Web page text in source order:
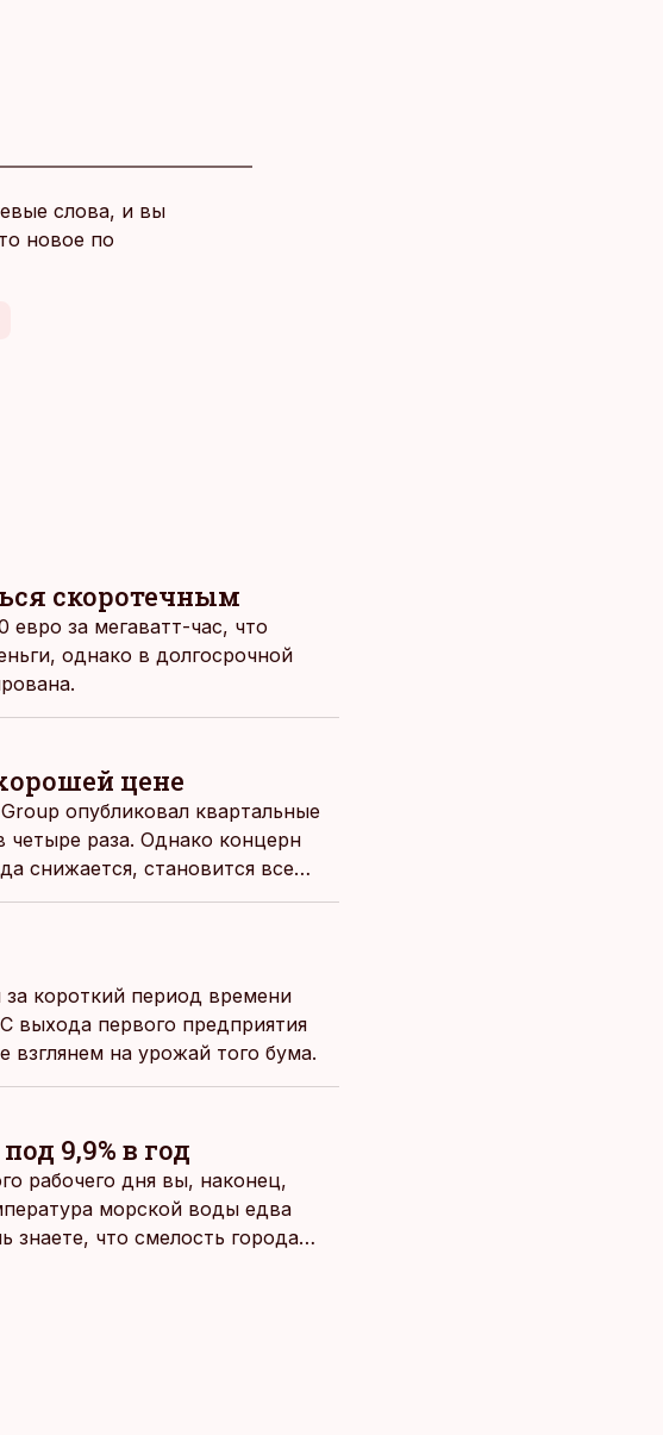
слова, и вы
новое по
скоротечным
за мегаватт-час, что
однако в долгосрочной
цене
опубликовал квартальные
четыре раза. Однако концерн
снижается, становится все
короткий период времени
выхода первого предприятия
взглянем на урожай того бума.
9,9% в год
рабочего дня вы, наконец,
морской воды едва
знаете, что смелость города